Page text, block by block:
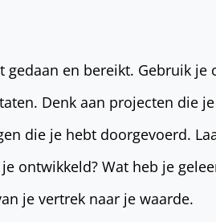
en bereikt. Gebruik je
Denk aan projecten die
die je hebt doorgevoerd.
ontwikkeld? Wat heb je
je vertrek naar je waarde.